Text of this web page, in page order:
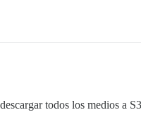
todos los medios a